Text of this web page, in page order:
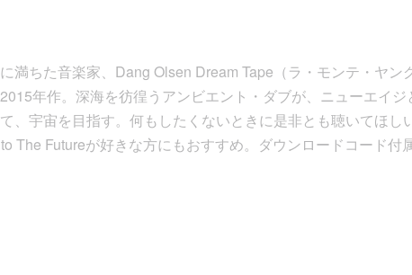
満ちた音楽家、Dang Olsen Dream Tape（ラ・モンテ・ヤン
年作。深海を彷徨うアンビエント・ダブが、ニューエイジ
、宇宙を目指す。何もしたくないときに是非とも聴いてほし
The Futureが好きな方にもおすすめ。ダウンロードコード付